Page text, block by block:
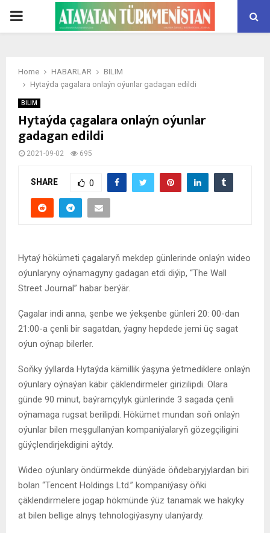
PRIMARY
Home HABARLAR
BILIM
Hytaýda çagalara onlaýn oýunlar gadagan edildi
BILIM
Hytaýda çagalara onlaýn oýunlar
gadagan edildi
2021-09-02 695
SHARE 0
Hytaý hökümeti çagalaryň mekdep günlerinde onlaýn wideo
oýunlaryny oýnamagyny gadagan etdi diýip, “The Wall
Street Journal” habar berýär.
Çagalar indi anna, şenbe we ýekşenbe günleri 20: 00-dan
21:00-a çenli bir sagatdan, ýagny hepdede jemi üç sagat
oýun oýnap bilerler.
Soňky ýyllarda Hytaýda kämillik ýaşyna ýetmediklere onlaýn
oýunlary oýnaýan käbir çäklendirmeler girizilipdi. Olara
günde 90 minut, baýramçylyk günlerinde 3 sagada çenli
oýnamaga rugsat berilipdi. Hökümet mundan soň onlaýn
oýunlar bilen meşgullanýan kompaniýalaryň gözegçiligini
güýçlendirjekdigini aýtdy.
Wideo oýunlary öndürmekde dünýäde öňdebaryjylardan biri
bolan “Tencent Holdings Ltd.” kompaniýasy öňki
çäklendirmelere jogap hökmünde ýüz tanamak we hakyky
at bilen bellige alnyş tehnologiýasyny ulanýardy.